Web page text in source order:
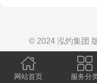
© 2024 泓灼集团
网站首页 服务分